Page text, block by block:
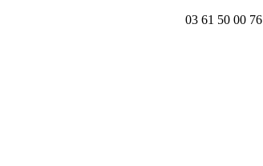
03 61 50 00 76